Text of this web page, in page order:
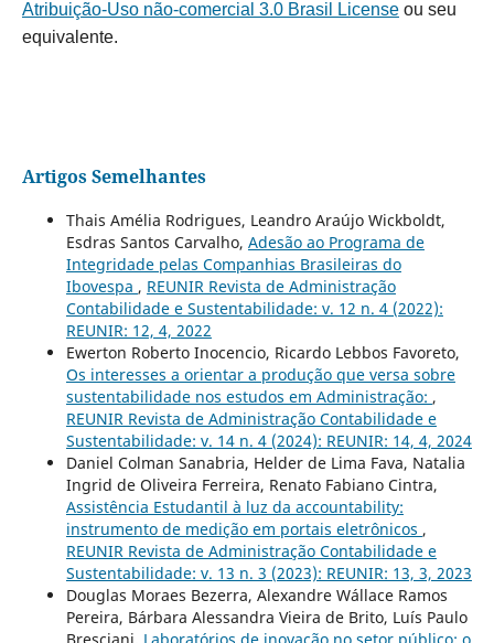
Atribuição-Uso não-comercial 3.0 Brasil Licenseou seu
equivalente.
Artigos Semelhantes
Thais Amélia Rodrigues, Leandro Araújo Wickboldt,
Esdras Santos Carvalho, Adesão ao Programa de
Integridade pelas Companhias Brasileiras do
Ibovespa , REUNIR Revista de Administração
Contabilidade e Sustentabilidade: v. 12 n. 4 (2022):
REUNIR: 12, 4, 2022
Ewerton Roberto Inocencio, Ricardo Lebbos Favoreto,
Os interesses a orientar a produção que versa sobre
sustentabilidade nos estudos em Administração: ,
REUNIR Revista de Administração Contabilidade e
Sustentabilidade: v. 14 n. 4 (2024): REUNIR: 14, 4, 2024
Daniel Colman Sanabria, Helder de Lima Fava, Natalia
Ingrid de Oliveira Ferreira, Renato Fabiano Cintra,
Assistência Estudantil à luz da accountability:
instrumento de medição em portais eletrônicos ,
REUNIR Revista de Administração Contabilidade e
Sustentabilidade: v. 13 n. 3 (2023): REUNIR: 13, 3, 2023
Douglas Moraes Bezerra, Alexandre Wállace Ramos
Pereira, Bárbara Alessandra Vieira de Brito, Luís Paulo